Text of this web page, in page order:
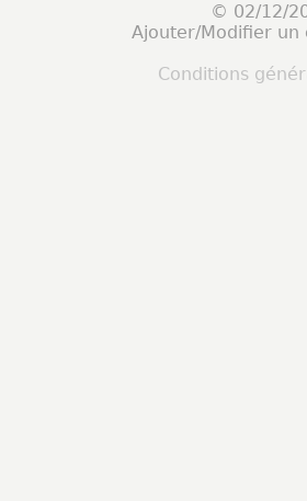
© 02/12/
Ajouter/Modifier un
Conditions